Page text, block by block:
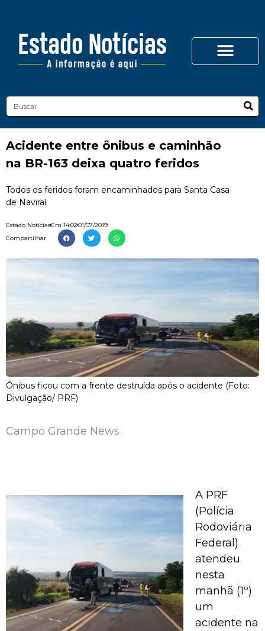
Acidente entre ônibus e caminhão
na BR-163 deixa quatro feridos
Todos os feridos foram encaminhados para Santa Casa
de Naviraí.
Estado NotíciasEm 14:0201/07/2019
Compartilhar
Ônibus ficou com a frente destruída após o acidente (Foto:
Divulgação/ PRF)
Campo Grande News
A PRF
(Polícia
Rodoviária
Federal)
atendeu
nesta
manhã (1º)
um
acidente na